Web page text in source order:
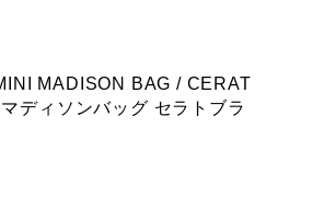
MADISON BAG / CERAT
ディソンバッグ セラトブラ